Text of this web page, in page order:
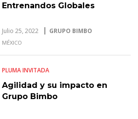
Entrenandos Globales
Julio 25, 2022 GRUPO BIMBO
MÉXICO
PLUMA INVITADA
Agilidad y su impacto en
Grupo Bimbo